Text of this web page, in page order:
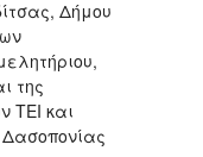
Δήμου
της
ΤΕΙ και